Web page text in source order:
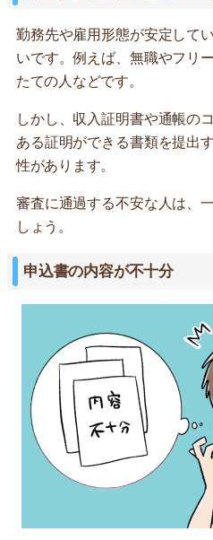
勤務先や雇用形態が安定して
いです。例えば、無職やフリ
たての人などです。
しかし、収入証明書や通帳の
ある証明ができる書類を提出
性があります。
審査に通過する不安な人は、
しょう。
申込書の内容が不十分